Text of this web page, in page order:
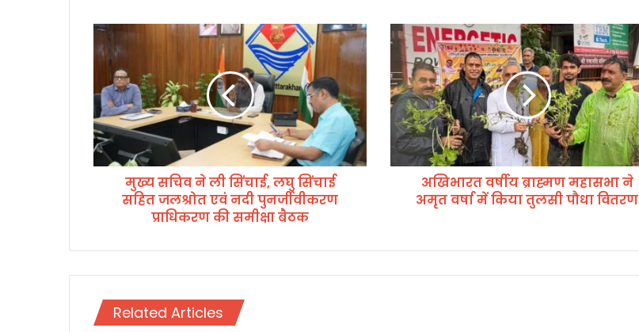
मु
ख्य
व
ने
ली
सिं
चा
सिं
हि
मुख्य सचिव ने ली सिंचाई, लघु सिंचाई
सहित जलश्रोत एवं नदी पुनर्जीवीकरण
प्राधिकरण की समीक्षा बैठक
अ
खि
र
त
य
ब्रा
स
अखिभारत वर्षीय ब्राह्मण महासभा ने
अमृत वर्षा में किया तुलसी पौधा वितरण
Related Articles